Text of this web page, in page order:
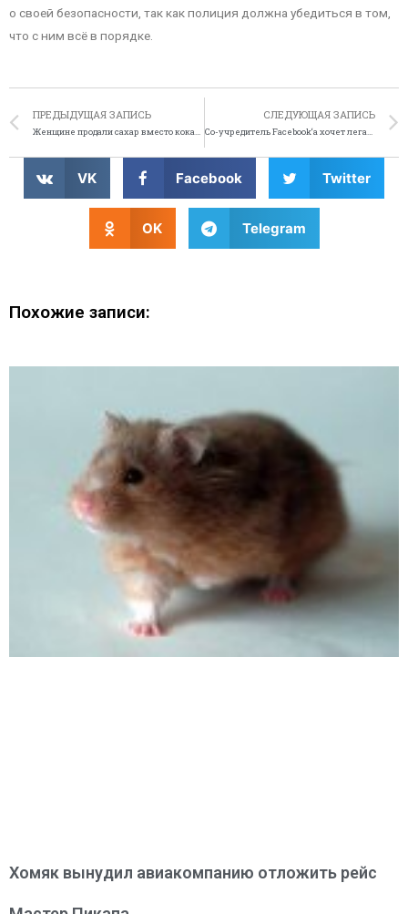
о своей безопасности, так как полиция должна убедиться в том,
что с ним всё в порядке.
ПРЕДЫДУЩАЯ ЗАПИСЬ
Женщине продали сахар вместо кокаина, она пожаловалась полиции
СЛЕДУЮЩАЯ ЗАПИСЬ
Со-учредитель Facebook‘а хочет легализовать марихуану
VK Facebook Twitter
OK Telegram
Похожие записи:
Хомяк вынудил авиакомпанию отложить рейс